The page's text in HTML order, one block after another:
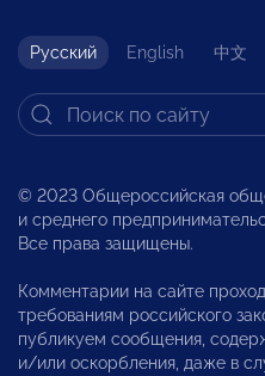
Русский English 中文
© 2023 Общероссийская
и среднего
Все права защищены.
Комментарии на сайте
требованиям российского
публикуем сообщения,
и/или оскорбления, даже в